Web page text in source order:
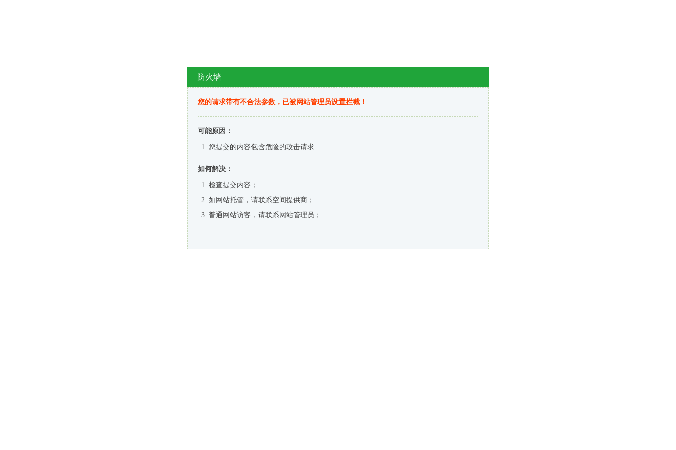
防火墙
您的请求带有不合法参数，已被网站管理员设置拦截！
可能原因：
您提交的内容包含危险的攻击请求
如何解决：
检查提交内容；
如网站托管，请联系空间提供商；
普通网站访客，请联系网站管理员；